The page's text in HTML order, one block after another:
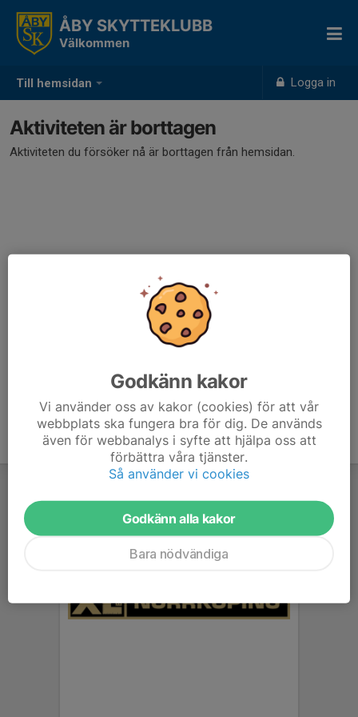
Till hemsidan Logga in
ÅBY SKYTTEKLUBB
Välkommen
Aktiviteten är borttagen
Aktiviteten du försöker nå är borttagen från hemsidan.
Godkänn kakor
Vi använder oss av kakor (cookies) för att vår
webbplats ska fungera bra för dig. De används
även för webbanalys i syfte att hjälpa oss att
förbättra våra tjänster.
Så använder vi cookies
Godkänn alla kakor
Bara nödvändiga